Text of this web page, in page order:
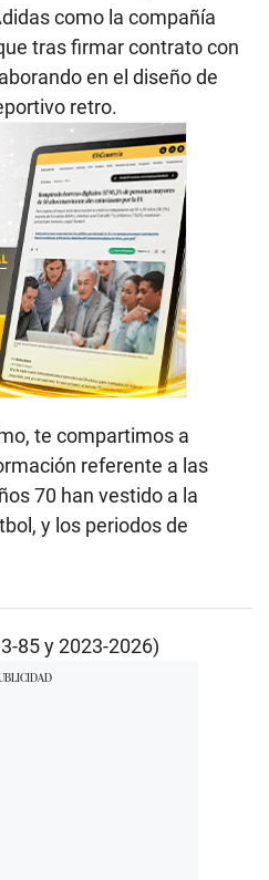
como la compañía
tras firmar contrato con
en el diseño de
retro.
te compartimos a
referente a las
70 han vestido a la
y los periodos de
85 y 2023-2026)